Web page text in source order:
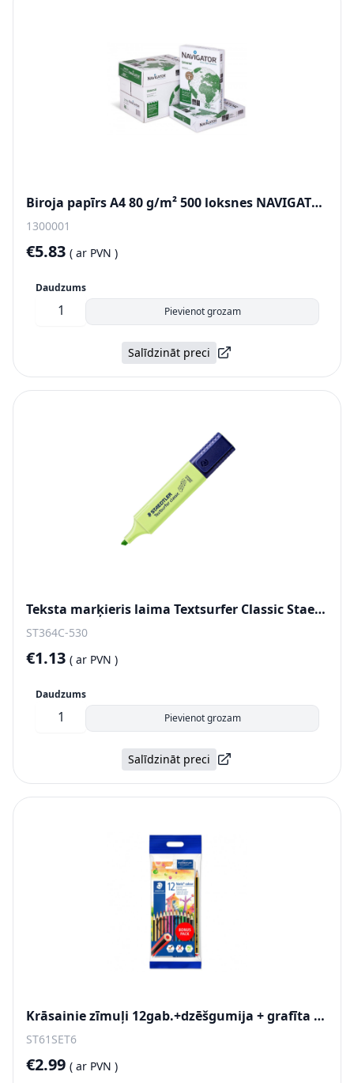
Biroja papīrs A4 80 g/m² 500 loksnes NAVIGATOR Universal
1300001
€5.83 ( ar PVN )
Daudzums
Pievienot grozam
Salīdzināt preci
Teksta marķieris laima Textsurfer Classic Staedtler
ST364C-530
€1.13 ( ar PVN )
Daudzums
Pievienot grozam
Salīdzināt preci
Krāsainie zīmuļi 12gab.+dzēšgumija + grafīta zīmulis HB
ST61SET6
€2.99 ( ar PVN )